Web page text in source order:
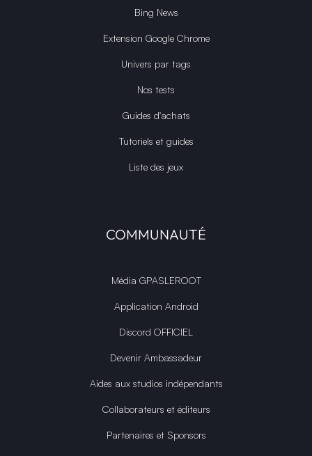
Bing News
Extension Google Chrome
Univers par tags
Nos tests
Guides d'achats
Tutoriels et guides
Liste des jeux
COMMUNAUTÉ
Média GPASLEROOT
Application Android
Discord OFFICIEL
Devenir Ambassadeur
Aides aux studios indépendants
Collaborateurs et éditeurs
Partenaires et Sponsors